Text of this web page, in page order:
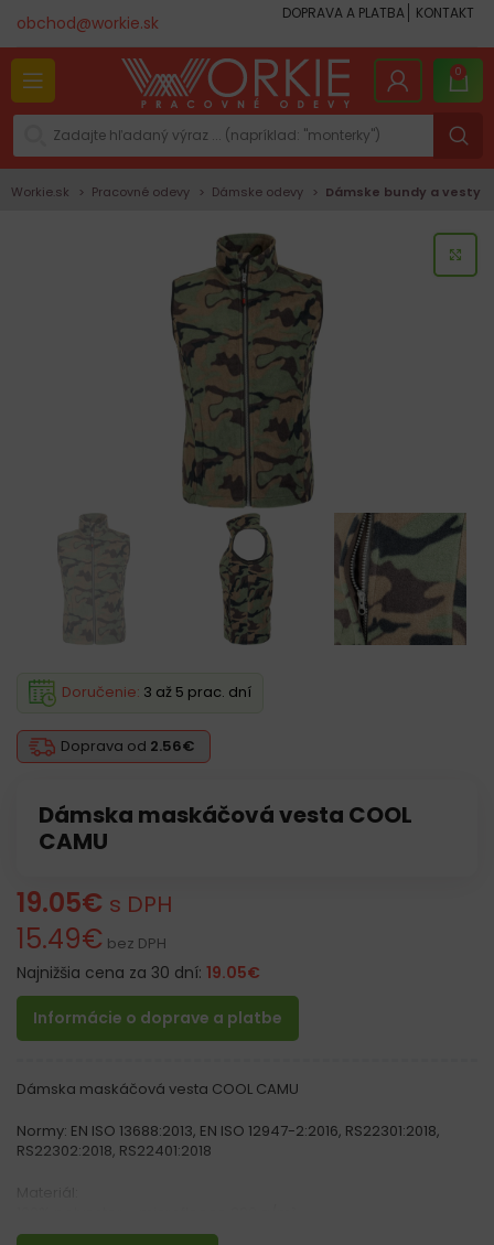
obchod@workie.sk DOPRAVA A PLATBA KONTAKT
0
Workie.sk Pracovné odevy Dámske odevy Dámske bundy a vesty
Dámska maskáčová vesta COOL
CAMU
Doprava od 2.56€
Doručenie: 3 až 5 prac. dní
19.05€ s DPH
15.49€ bez DPH
Najnižšia cena za 30 dní: 19.05€
Informácie o doprave a platbe
Dámska maskáčová vesta COOL CAMU
Normy: EN ISO 13688:2013, EN ISO 12947-2:2016, RS22301:2018,
RS22302:2018, RS22401:2018